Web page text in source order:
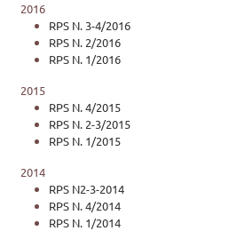
2016
RPS N. 3-4/2016
RPS N. 2/2016
RPS N. 1/2016
2015
RPS N. 4/2015
RPS N. 2-3/2015
RPS N. 1/2015
2014
RPS N2-3-2014
RPS N. 4/2014
RPS N. 1/2014